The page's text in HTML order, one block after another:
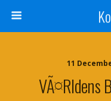
11
VÃ¤rldens